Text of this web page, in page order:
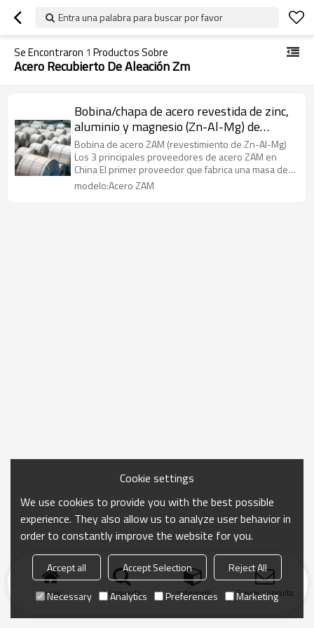
Entra una palabra para buscar por favor
Se Encontraron 1 Productos Sobre
Acero Recubierto De Aleación Zm
Bobina/chapa de acero revestida de zinc,
aluminio y magnesio (Zn-Al-Mg) de
MESCO
Bobina de acero ZAM (revestimiento de Zn-Al-Mg)
Los 3 principales proveedores de acero ZAM en
China El primer proveedor que fabrica una masa de
revestimiento ZM de hasta 450 g/㎡
modelo:Acero ZAM
Inicio búsqueda categoría Enviar consulta
Cookie settings
We use cookies to provide you with the best possible
experience. They also allow us to analyze user behavior in
order to constantly improve the website for you.
Accept all Accept Selection
Reject All
Necessary
Analytics Preferences Marketing